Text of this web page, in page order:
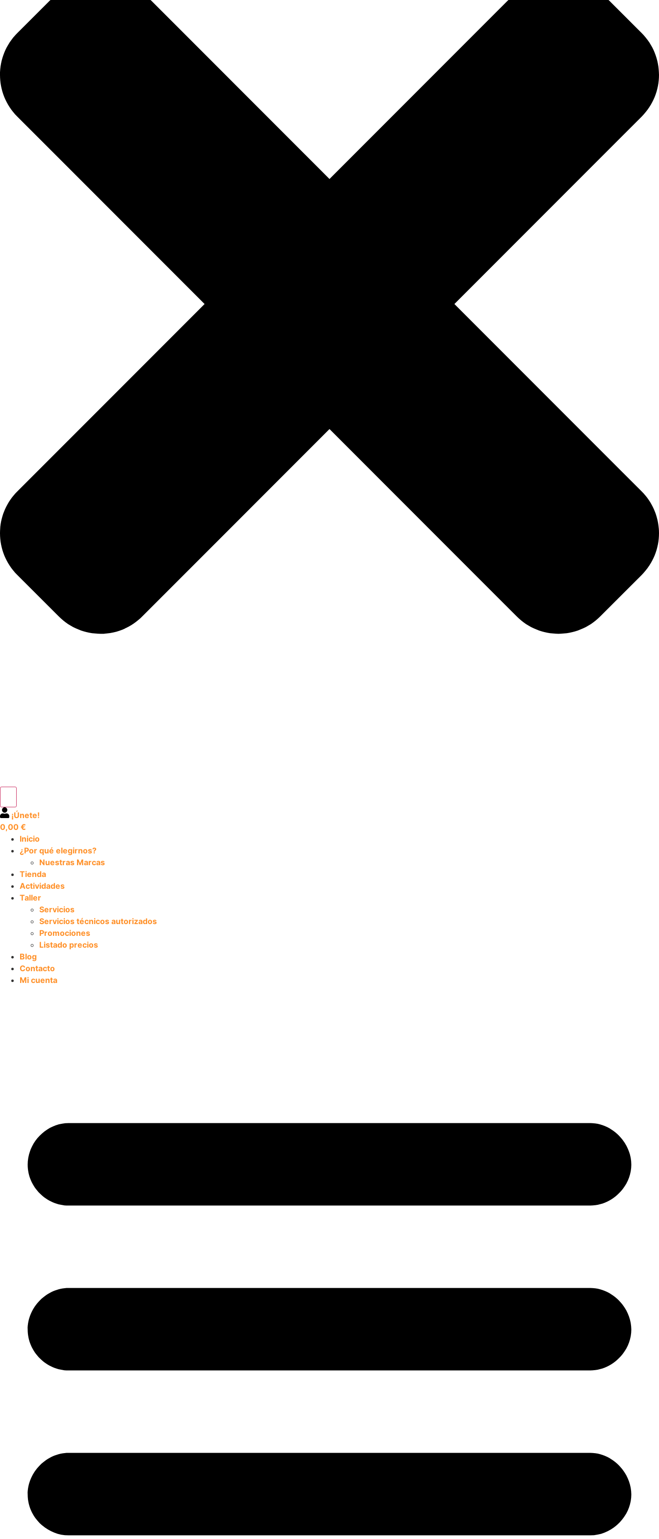
¡Únete!
0,00 €
Inicio
¿Por qué elegirnos?
Nuestras Marcas
Tienda
Actividades
Taller
Servicios
Servicios técnicos autorizados
Promociones
Listado precios
Blog
Contacto
Mi cuenta